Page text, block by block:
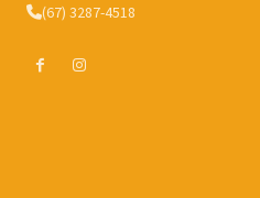
(67) 3287-4518